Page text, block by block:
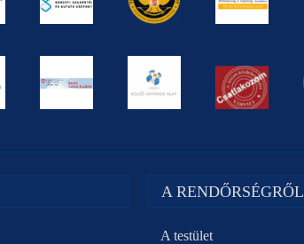
A RENDŐRSÉGRŐL
A testület